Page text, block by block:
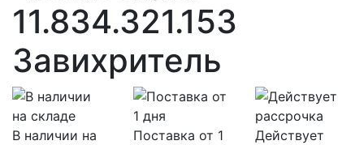
11.834.321.153
Завихритель
В наличии на
Поставка от 1
Действует